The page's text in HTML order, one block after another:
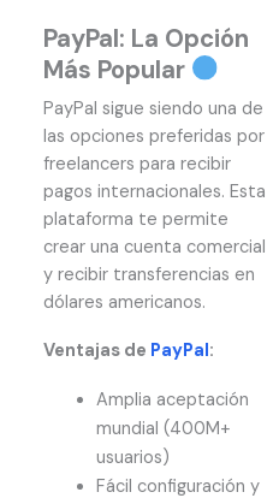
PayPal: La Opción
Más Popular
PayPal sigue siendo una de
las opciones preferidas por
freelancers para recibir
pagos internacionales. Esta
plataforma te permite
crear una cuenta comercial
y recibir transferencias en
dólares americanos.
Ventajas de PayPal:
Amplia aceptación
mundial (400M+
usuarios)
Fácil configuración y